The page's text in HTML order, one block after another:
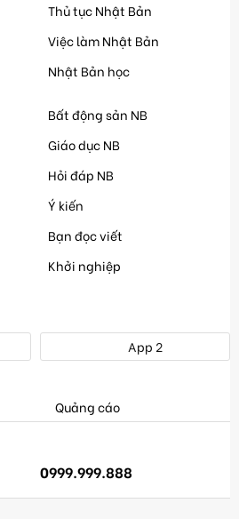
Thủ tục Nhật Bản
Việc làm Nhật Bản
Nhật Bản học
Bất động sản NB
Giáo dục NB
Hỏi đáp NB
Ý kiến
Bạn đọc viết
Khởi nghiệp
App 2
Quảng cáo
0999.999.888